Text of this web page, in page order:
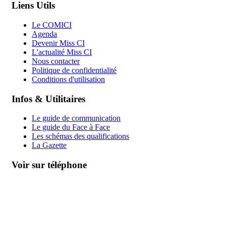
Liens Utils
Le COMICI
Agenda
Devenir Miss CI
L'actualité Miss CI
Nous contacter
Politique de confidentialité
Conditions d'utilisation
Infos & Utilitaires
Le guide de communication
Le guide du Face à Face
Les schémas des qualifications
La Gazette
Voir sur téléphone